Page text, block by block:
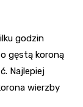
godzin
gęstą koroną
Najlepiej
wierzby